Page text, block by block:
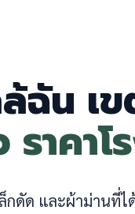
ฉัน เ
าคาโ
ดัด และผ้าม่านที่ไ